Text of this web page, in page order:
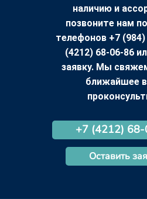
наличию и
позвоните нам
телефонов +7 (984)
(4212) 68-06-86
заявку. Мы
ближайшее
+7 (4212)
Оставить